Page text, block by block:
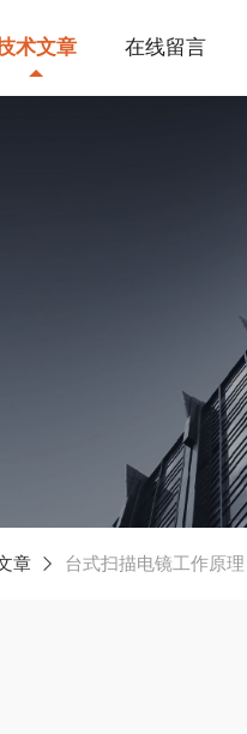
术文章 在线留言
章 台式扫描电镜工作原